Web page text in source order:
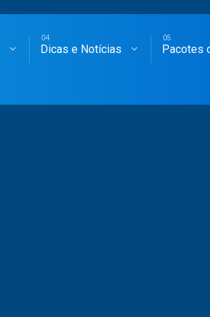
Dicas e Notícias Pacotes